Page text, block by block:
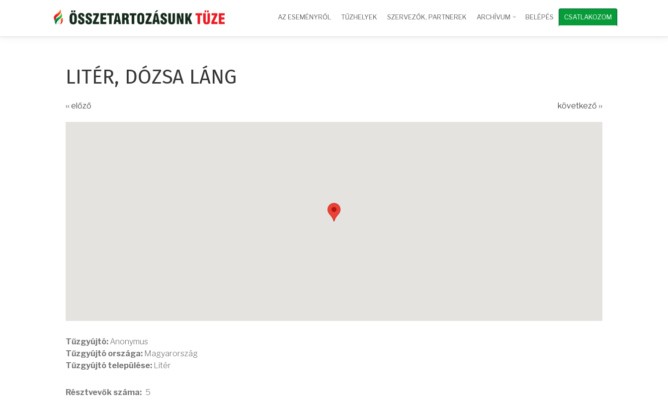
AZ ESEMÉNYRŐL TŰZHELYEK SZERVEZŐK, PARTNEREK ARCHÍVUM BELÉPÉS CSATLAKOZOM
LITÉR, DÓZSA LÁNG
‹‹ előző következő ››
Tűzgyújtó: Anonymus
Tűzgyújtó országa: Magyarország
Tűzgyújtó települése: Litér
Résztvevők száma 5